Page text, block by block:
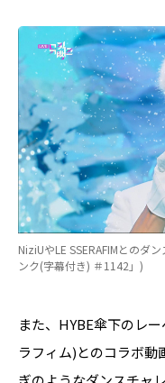
NiziUやLE SSERAFIMとのダ
ンク(字幕付き) ＃1142」)
また、HYBE傘下のレ
ラフィム)とのコラボ動